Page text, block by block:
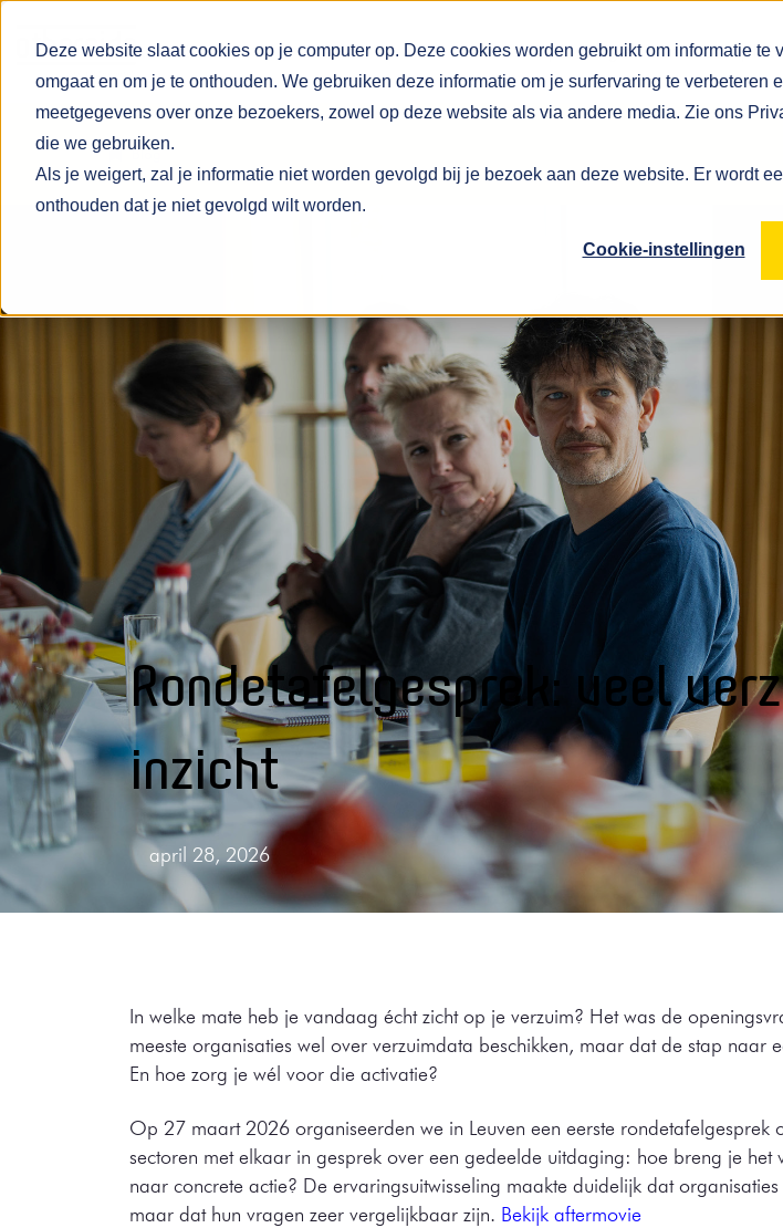
Deze website slaat cookies op je computer op. Deze cookies worden gebruikt om informatie te
omgaat en om je te onthouden. We gebruiken deze informatie om je surfervaring te verbeteren
meetgegevens over onze bezoekers, zowel op deze website als via andere media. Zie ons
die we gebruiken.
Als je weigert, zal je informatie niet worden gevolgd bij je bezoek aan deze website. Er wordt
onthouden dat je niet gevolgd wilt worden.
Cookie-instellingen
Show submenu for
Oplossingen Show
Ons
Blog
Rondetafelgesprek: veel
inzicht
april 28, 2026
In welke mate heb je vandaag écht zicht op je verzuim? Het was de
meeste organisaties wel over verzuimdata beschikken, maar dat de stap naar
En hoe zorg je wél voor die activatie?
Op 27 maart 2026 organiseerden we in Leuven een eerste rondetafelgesprek
sectoren met elkaar in gesprek over een gedeelde uitdaging: hoe breng je
naar concrete actie? De ervaringsuitwisseling maakte duidelijk dat
maar dat hun vragen zeer vergelijkbaar zijn. Bekijk aftermovie